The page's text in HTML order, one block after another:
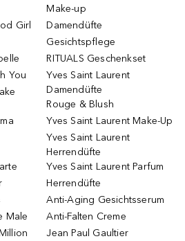
Girl
You
Male
Make-up
Damendüfte
Gesichtspflege
RITUALS Geschenkset
Yves Saint Laurent
Damendüfte
Rouge & Blush
Yves Saint Laurent Make-Up
Yves Saint Laurent
Herrendüfte
Yves Saint Laurent Parfum
Herrendüfte
Anti-Aging Gesichtsserum
Anti-Falten Creme
Jean Paul Gaultier